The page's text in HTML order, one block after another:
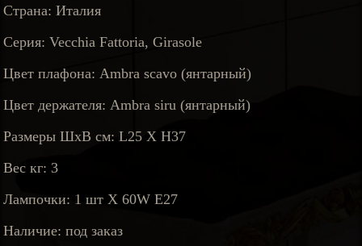
Страна: Италия
Серия: Vecchia Fattoria, Girasole
Цвет плафона: Ambra scavo (янтарный)
Цвет держателя: Ambra siru (янтарный)
Размеры ШхВ см: L25 Х H37
Вес кг: 3
Лампочки: 1 шт X 60W E27
Наличие: под заказ